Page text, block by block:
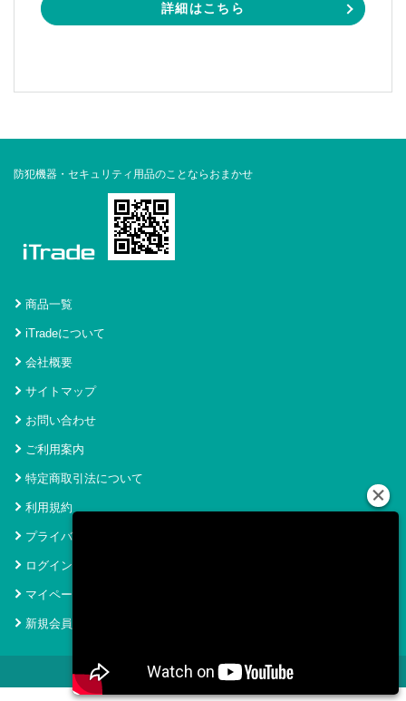
詳細はこちら
防犯機器・セキュリティ用品のことならおまかせ
商品一覧
iTradeについて
会社概要
サイトマップ
お問い合わせ
ご利用案内
特定商取引法について
利用規約
プライバシーポリシー
ログイン
マイページ
新規会員登録
© 2021 アイトレード Powered by SecurityHouse.